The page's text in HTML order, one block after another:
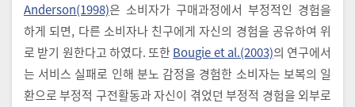
Anderson(1998)은 소비자가 구매과정에서 부정적인 경험을
하게 되면, 다른 소비자나 친구에게 자신의 경험을 공유하여 위
로 받기 원한다고 하였다. 또한Bougie et al.(2003)의 연구에서
는 서비스 실패로 인해 분노 감정을 경험한 소비자는 보복의 일
환으로 부정적 구전활동과 자신이 겪었던 부정적 경험을 외부로